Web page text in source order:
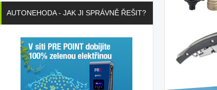
AUTONEHODA - JAK JI SPRÁVNĚ ŘEŠIT?